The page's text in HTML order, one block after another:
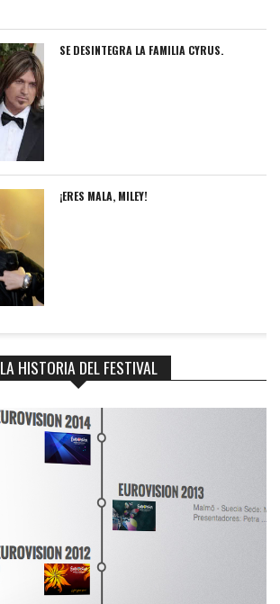
SE DESINTEGRA LA FAMILIA CYRUS.
¡ERES MALA, MILEY!
LA HISTORIA DEL FESTIVAL